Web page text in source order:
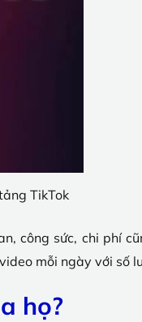
TikTok
công sức, chi phí
mỗi ngày với số
họ?